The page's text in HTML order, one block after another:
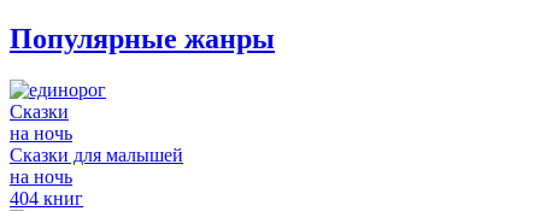
Популярные жанры
Сказки
на ночь
Сказки для малышей
на ночь
404 книг